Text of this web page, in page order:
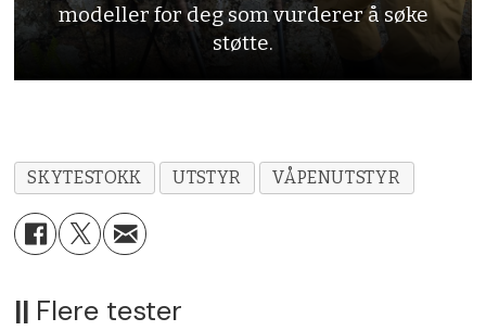
modeller for deg som vurderer å søke
støtte.
SKYTESTOKK UTSTYR VÅPENUTSTYR
|| Flere tester